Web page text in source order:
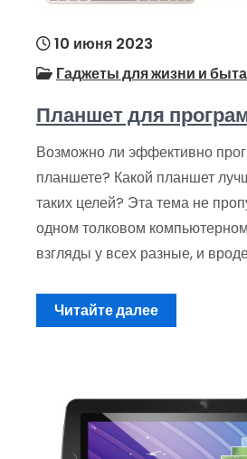
10 июня 2023
Гаджеты для жизни и быта
Планшет для
Возможно ли эффективно
планшете? Какой планшет
таких целей? Эта тема не
одном толковом
взгляды у всех разные, и
Читайте далее